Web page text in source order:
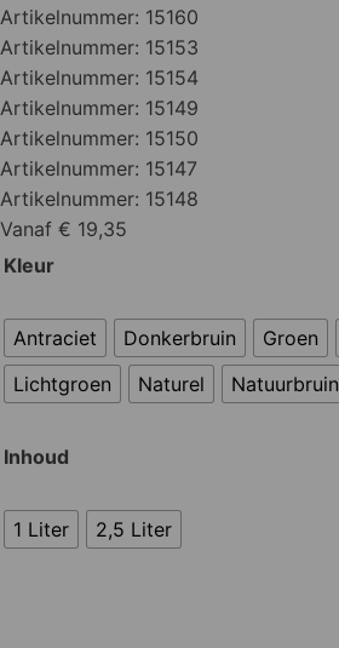
Artikelnummer: 15160
Artikelnummer: 15153
Artikelnummer: 15154
Artikelnummer: 15149
Artikelnummer: 15150
Artikelnummer: 15147
Artikelnummer: 15148
Vanaf € 19,35
Kleur
Antraciet Donkerbruin Groen
Lichtgroen
Naturel Natuurbruin
Inhoud
1 Liter 2,5 Liter